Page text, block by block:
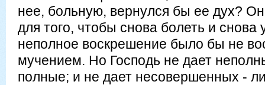
нее, больную, вернулся бы ее дух?
для того, чтобы снова болеть и снова
неполное воскрешение было бы не
мучением. Но Господь не дает
полные; и не дает несовершенных -